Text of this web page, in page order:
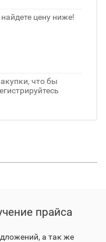
цену ниже!
что бы
прайса
а так же